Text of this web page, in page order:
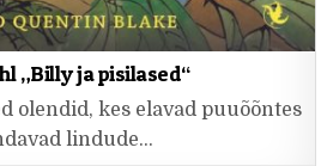
„Billy ja pisilased“
olendid, kes elavad puuõõntes
lindude…